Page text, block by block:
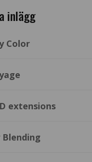
inlägg
Color
extensions
Blending